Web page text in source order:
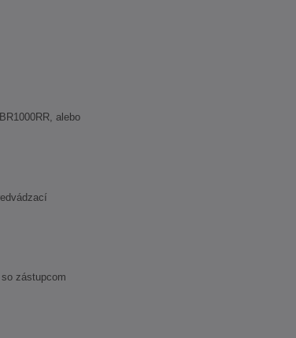
alebo
zástupcom